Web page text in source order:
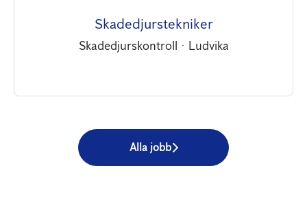
Skadedjurstekniker
Skadedjurskontroll · Ludvika
Alla jobb